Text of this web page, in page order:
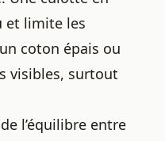
et limite les
coton épais ou
visibles, surtout
l’équilibre entre